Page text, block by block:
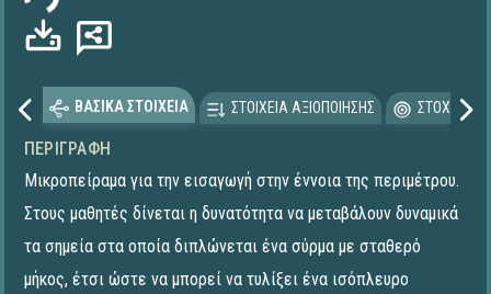
ΒΑΣΙΚΑ ΣΤΟΙΧΕΙΑ ΣΤΟΙΧΕΙΑ ΑΞΙΟΠΟΙΗΣΗΣ
ΠΕΡΙΓΡΑΦΉ
Μικροπείραμα για την εισαγωγή στην έννοια της περιμέτρου.
Στους μαθητές δίνεται η δυνατότητα να μεταβάλουν δυναμικά
τα σημεία στα οποία διπλώνεται ένα σύρμα με σταθερό
μήκος, έτσι ώστε να μπορεί να τυλίξει ένα ισόπλευρο